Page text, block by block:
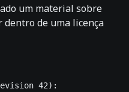
um material sobre
dentro de uma licença
42):